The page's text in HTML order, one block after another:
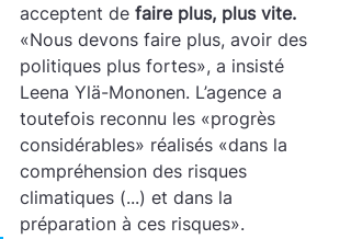
acceptent de faire plus, plus vite.
«Nous devons faire plus, avoir des
politiques plus fortes», a insisté
Leena Ylä-Mononen. L’agence a
toutefois reconnu les «progrès
considérables» réalisés «dans la
compréhension des risques
climatiques (...) et dans la
préparation à ces risques».